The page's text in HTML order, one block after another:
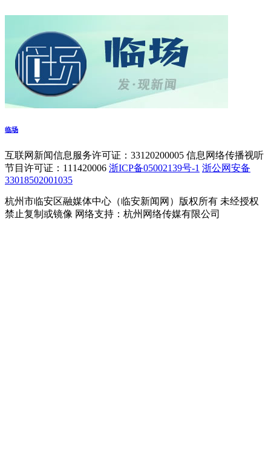
临场
互联网新闻信息服务许可证：33120200005 信息网络传播视听
节目许可证：111420006 浙ICP备05002139号-1 浙公网安备
33018502001035
杭州市临安区融媒体中心（临安新闻网）版权所有 未经授权
禁止复制或镜像 网络支持：杭州网络传媒有限公司